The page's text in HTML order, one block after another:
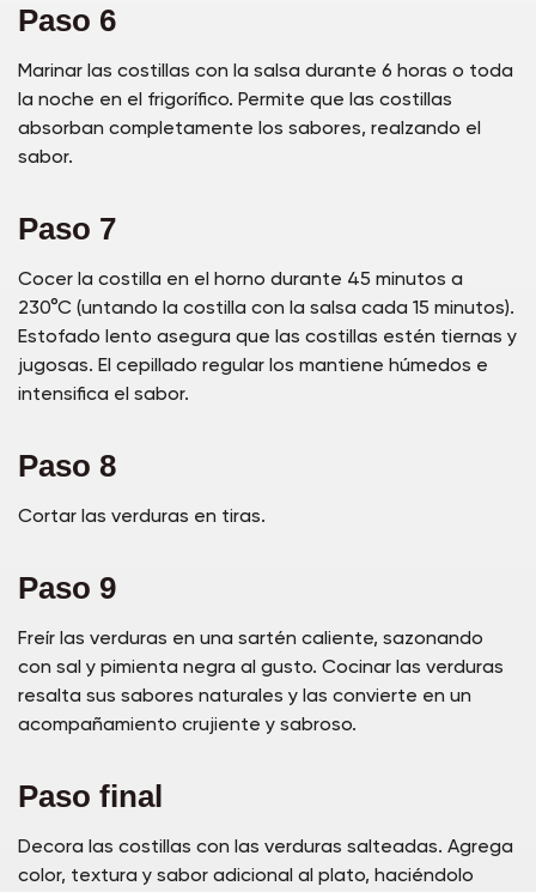
Paso 6
Marinar las costillas con la salsa durante 6 horas o toda
la noche en el frigorífico. Permite que las costillas
absorban completamente los sabores, realzando el
sabor.
Paso 7
Cocer la costilla en el horno durante 45 minutos a
230°C (untando la costilla con la salsa cada 15 minutos).
Estofado lento asegura que las costillas estén tiernas y
jugosas. El cepillado regular los mantiene húmedos e
intensifica el sabor.
Paso 8
Cortar las verduras en tiras.
Paso 9
Freír las verduras en una sartén caliente, sazonando
con sal y pimienta negra al gusto. Cocinar las verduras
resalta sus sabores naturales y las convierte en un
acompañamiento crujiente y sabroso.
Paso final
Decora las costillas con las verduras salteadas. Agrega
color, textura y sabor adicional al plato, haciéndolo